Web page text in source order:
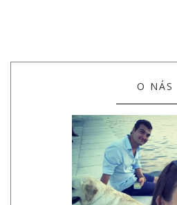
O NÁS